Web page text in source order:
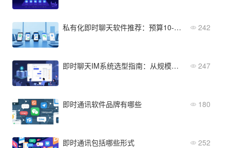
私有化即时聊天软件推荐：预算10-50万企业的5大优选方案 242
即时聊天IM系统选型指南：从规模到预算的全场景匹配 247
即时通讯软件品牌有哪些 180
即时通讯包括哪些形式 252